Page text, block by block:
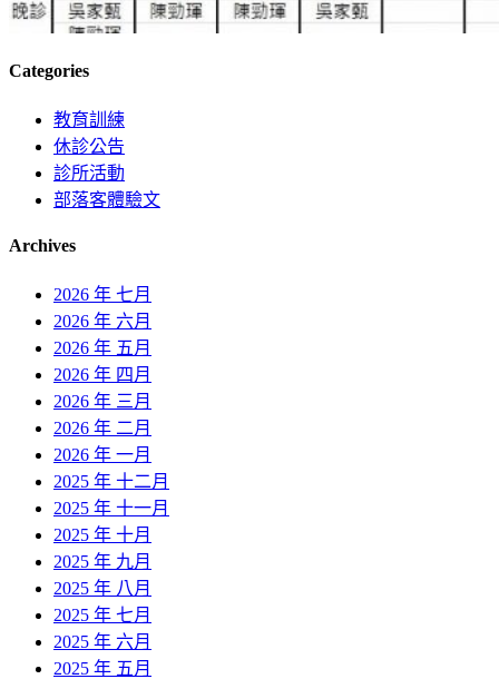
Categories
教育訓練
休診公告
診所活動
部落客體驗文
Archives
2026 年 七月
2026 年 六月
2026 年 五月
2026 年 四月
2026 年 三月
2026 年 二月
2026 年 一月
2025 年 十二月
2025 年 十一月
2025 年 十月
2025 年 九月
2025 年 八月
2025 年 七月
2025 年 六月
2025 年 五月